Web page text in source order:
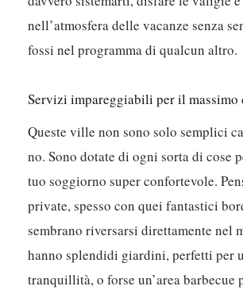
nell’atmosfera delle vacanze senza
fossi nel programma di qualcun altro.
Servizi impareggiabili per il massimo
Queste ville non sono solo semplici
no. Sono dotate di ogni sorta di cose
tuo soggiorno super confortevole.
private, spesso con quei fantastici
sembrano riversarsi direttamente nel
hanno splendidi giardini, perfetti per
tranquillità, o forse un’area barbecue